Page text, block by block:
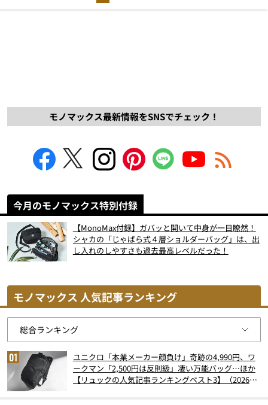
モノマックス最新情報をSNSでチェック！
今月のモノマックス特別付録
【MonoMax付録】ガバッと開いて中身が一目瞭然！
シャカの「じゃばら式４層ショルダーバッグ」は、出
し入れのしやすさも過去最高レベルだった！
モノマックス 人気記事ランキング
ユニクロ「本業メーカー顔負け」奇跡の4,990円、ワ
ークマン「2,500円は反則級」凄い万能バッグ…ほか
【リュックの人気記事ランキングベスト3】（2026年